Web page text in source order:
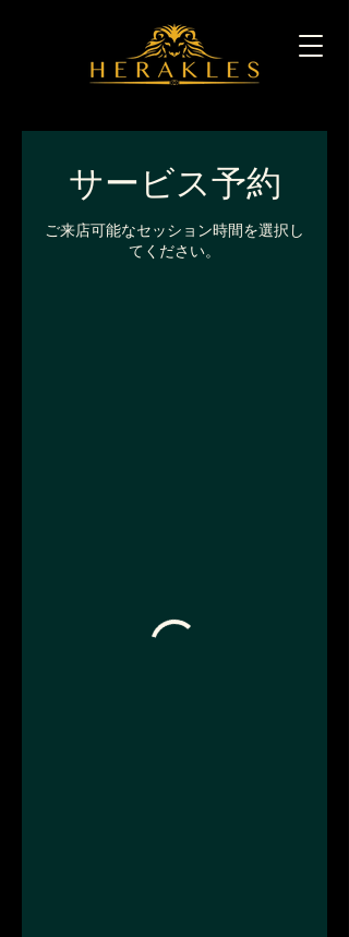
サービス予約
ご来店可能なセッション時間を選択し
てください。